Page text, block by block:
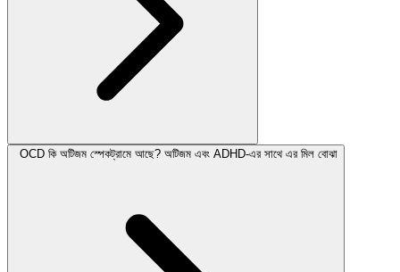
OCD কি অটিজম স্পেকট্রামে আছে? অটিজম এবং ADHD-এর সাথে এর মিল বোঝা